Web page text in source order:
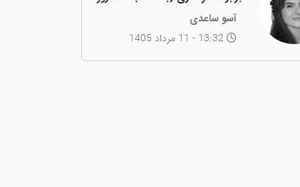
ترور فیزیکی رهبر کاریزماتیک ملت
کورد، دکتر عبدالرحمان قاسملو)
آسو ساعدی
13:32 - 11 مرداد 1405